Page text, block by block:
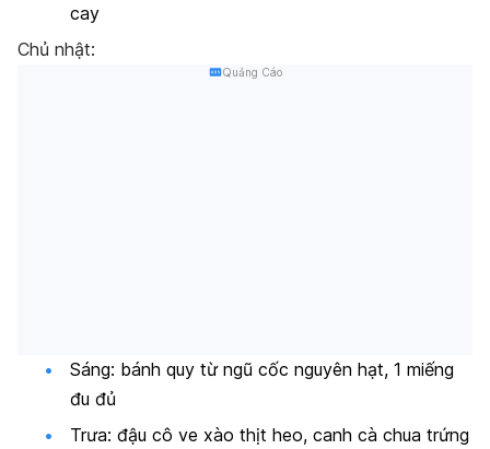
cay
Chủ nhật:
Quảng Cáo
Sáng: bánh quy từ ngũ cốc nguyên hạt, 1 miếng
đu đủ
Trưa: đậu cô ve xào thịt heo, canh cà chua trứng